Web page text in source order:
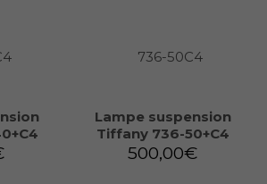
Lampe suspension
Tiffany 736-50+C4
500,00€